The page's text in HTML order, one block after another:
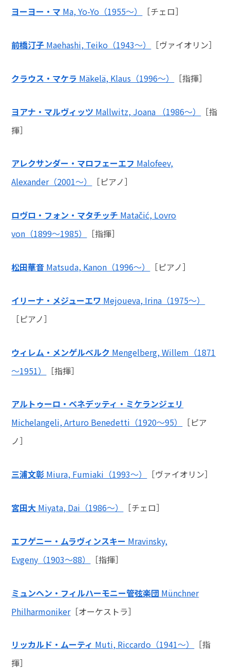
ヨーヨー・マ Ma, Yo-Yo（1955～） ［チェロ］
前橋汀子 Maehashi, Teiko（1943～） ［ヴァイオリン］
クラウス・マケラ Mäkelä, Klaus（1996～） ［指揮］
ヨアナ・マルヴィッツ Mallwitz, Joana （1986～）
［指
揮］
アレクサンダー・マロフェーエフ Malofeev,
Alexander（2001～）
［ピアノ］
ロヴロ・フォン・マタチッチ Matačić, Lovro
von（1899～1985）
［指揮］
松田華音 Matsuda, Kanon（1996～） ［ピアノ］
イリーナ・メジューエワ Mejoueva, Irina（1975～）
［ピアノ］
ウィレム・メンゲルベルク Mengelberg, Willem（1871
～1951）
［指揮］
アルトゥーロ・ベネデッティ・ミケランジェリ
Michelangeli, Arturo Benedetti（1920～95）
［ピア
ノ］
三浦文彰 Miura, Fumiaki（1993～） ［ヴァイオリン］
宮田大 Miyata, Dai（1986～） ［チェロ］
エフゲニー・ムラヴィンスキー Mravinsky,
Evgeny（1903～88）
［指揮］
ミュンヘン・フィルハーモニー管弦楽団 Münchner
Philharmoniker［オーケストラ］
リッカルド・ムーティ Muti, Riccardo（1941～）
［指
揮］